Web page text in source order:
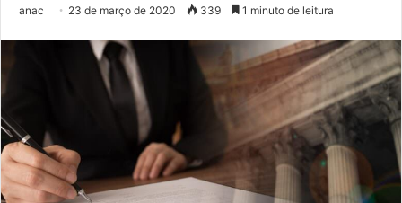
anac 23 de março de 2020 339 1 minuto de leitura